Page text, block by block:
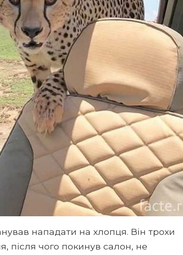
нападати на хлопця. Він трохи
після чого покинув салон, не